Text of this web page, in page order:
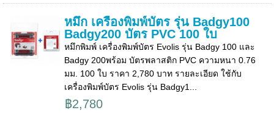
หมึก เครื่องพิมพ์บัตร รุ่น Badgy100
Badgy200 บัตร PVC 100 ใบ
หมึกพิมพ์ เครื่องพิมพ์บัตร Evolis รุ่น Badgy 100 และ
Badgy 200พร้อม บัตรพลาสติก PVC ความหนา 0.76
มม. 100 ใบ ราคา 2,780 บาท รายละเอียด ใช้กับ
เครื่องพิมพ์บัตร Evolis รุ่น Badgy1...
฿2,780